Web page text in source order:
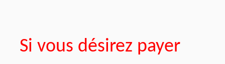
Si vous désirez payer